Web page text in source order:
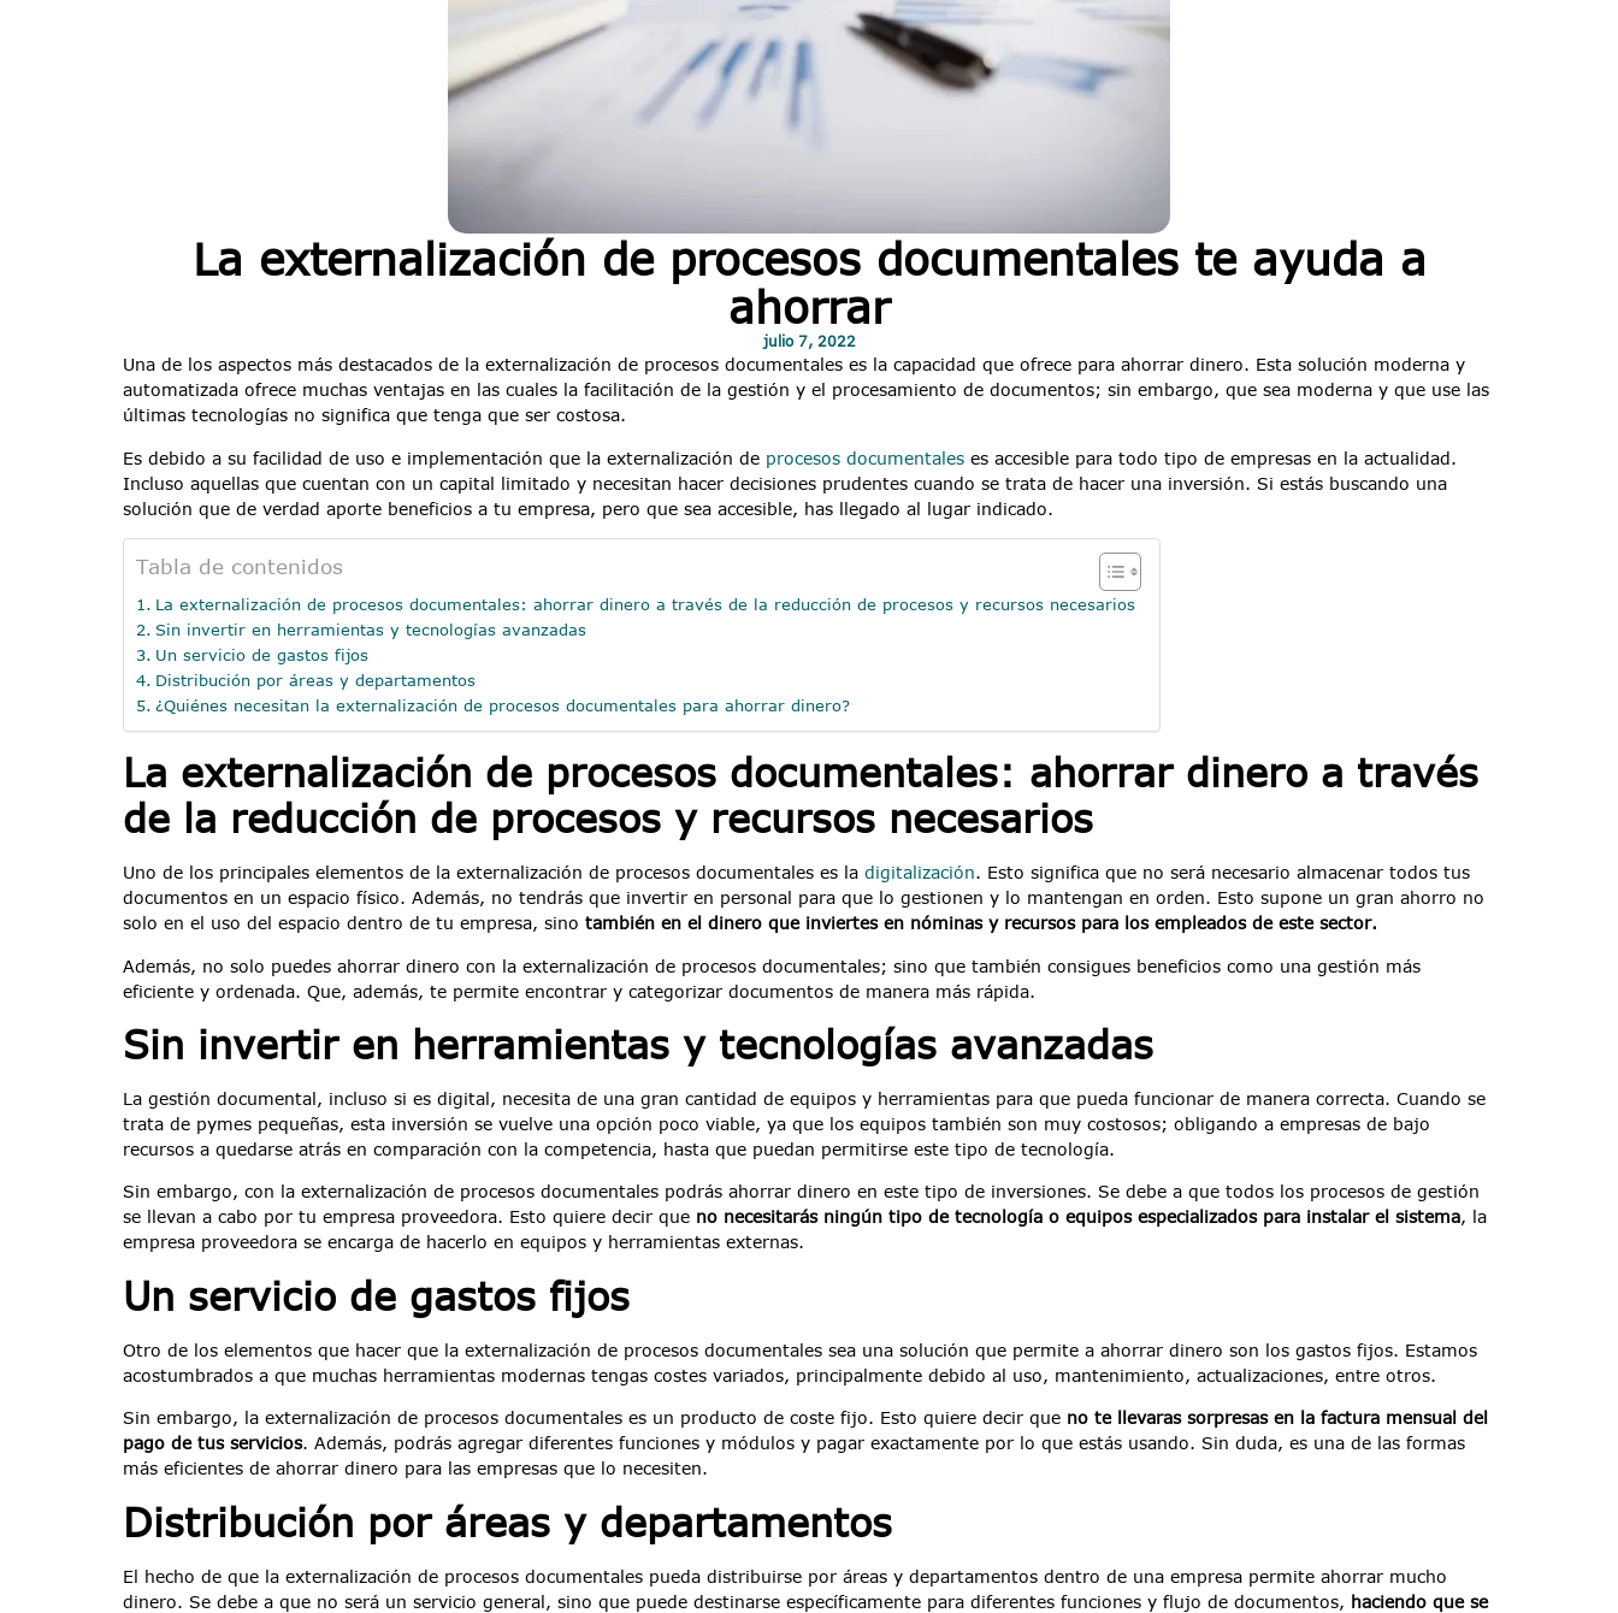
La externalización de procesos documentales te ayuda a
ahorrar
julio 7, 2022
Una de los aspectos más destacados de la externalización de procesos documentales es la capacidad que ofrece para ahorrar dinero. Esta solución moderna y
automatizada ofrece muchas ventajas en las cuales la facilitación de la gestión y el procesamiento de documentos; sin embargo, que sea moderna y que use las
últimas tecnologías no significa que tenga que ser costosa.
Es debido a su facilidad de uso e implementación que la externalización de procesos documentales es accesible para todo tipo de empresas en la actualidad.
Incluso aquellas que cuentan con un capital limitado y necesitan hacer decisiones prudentes cuando se trata de hacer una inversión. Si estás buscando una
solución que de verdad aporte beneficios a tu empresa, pero que sea accesible, has llegado al lugar indicado.
Tabla de contenidos
La externalización de procesos documentales: ahorrar dinero a través de la reducción de procesos y recursos necesarios
Sin invertir en herramientas y tecnologías avanzadas
Un servicio de gastos fijos
Distribución por áreas y departamentos
¿Quiénes necesitan la externalización de procesos documentales para ahorrar dinero?
La externalización de procesos documentales: ahorrar dinero a través
de la reducción de procesos y recursos necesarios
Uno de los principales elementos de la externalización de procesos documentales es la digitalización. Esto significa que no será necesario almacenar todos tus
documentos en un espacio físico. Además, no tendrás que invertir en personal para que lo gestionen y lo mantengan en orden. Esto supone un gran ahorro no
solo en el uso del espacio dentro de tu empresa, sino también en el dinero que inviertes en nóminas y recursos para los empleados de este sector.
Además, no solo puedes ahorrar dinero con la externalización de procesos documentales; sino que también consigues beneficios como una gestión más
eficiente y ordenada. Que, además, te permite encontrar y categorizar documentos de manera más rápida.
Sin invertir en herramientas y tecnologías avanzadas
La gestión documental, incluso si es digital, necesita de una gran cantidad de equipos y herramientas para que pueda funcionar de manera correcta. Cuando se
trata de pymes pequeñas, esta inversión se vuelve una opción poco viable, ya que los equipos también son muy costosos; obligando a empresas de bajo
recursos a quedarse atrás en comparación con la competencia, hasta que puedan permitirse este tipo de tecnología.
Sin embargo, con la externalización de procesos documentales podrás ahorrar dinero en este tipo de inversiones. Se debe a que todos los procesos de gestión
se llevan a cabo por tu empresa proveedora. Esto quiere decir que no necesitarás ningún tipo de tecnología o equipos especializados para instalar el sistema, la
empresa proveedora se encarga de hacerlo en equipos y herramientas externas.
Un servicio de gastos fijos
Otro de los elementos que hacer que la externalización de procesos documentales sea una solución que permite a ahorrar dinero son los gastos fijos. Estamos
acostumbrados a que muchas herramientas modernas tengas costes variados, principalmente debido al uso, mantenimiento, actualizaciones, entre otros.
Sin embargo, la externalización de procesos documentales es un producto de coste fijo. Esto quiere decir que no te llevaras sorpresas en la factura mensual del
pago de tus servicios. Además, podrás agregar diferentes funciones y módulos y pagar exactamente por lo que estás usando. Sin duda, es una de las formas
más eficientes de ahorrar dinero para las empresas que lo necesiten.
Distribución por áreas y departamentos
El hecho de que la externalización de procesos documentales pueda distribuirse por áreas y departamentos dentro de una empresa permite ahorrar mucho
dinero. Se debe a que no será un servicio general, sino que puede destinarse específicamente para diferentes funciones y flujo de documentos, haciendo que se